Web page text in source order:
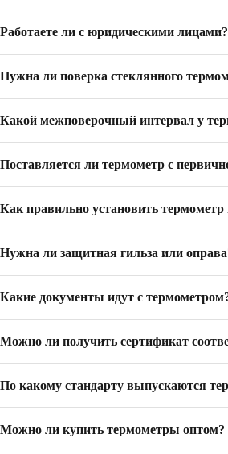
Работаете ли с юридическими лицами?
Нужна ли поверка стеклянного
Какой межповерочный интервал у
Поставляется ли термометр с
Как правильно установить термометр
Нужна ли защитная гильза или
Какие документы идут с
Можно ли получить сертификат
По какому стандарту выпускаются
Можно ли купить термометры оптом?